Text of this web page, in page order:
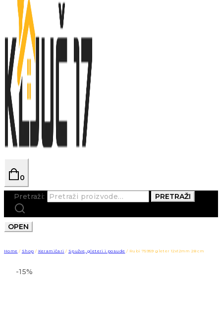
0
Pretraži: PRETRAŽI
OPEN
Home / Shop / Keramičari / Spužve, gleteri i posude / Rubi 75959 gleter 12x12mm 28 cm
-15%